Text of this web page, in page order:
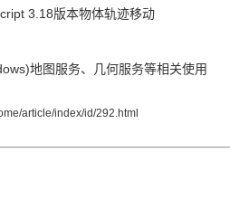
3.18版本物体轨迹移动
地图服务、几何服务等相关使用
article/index/id/292.html